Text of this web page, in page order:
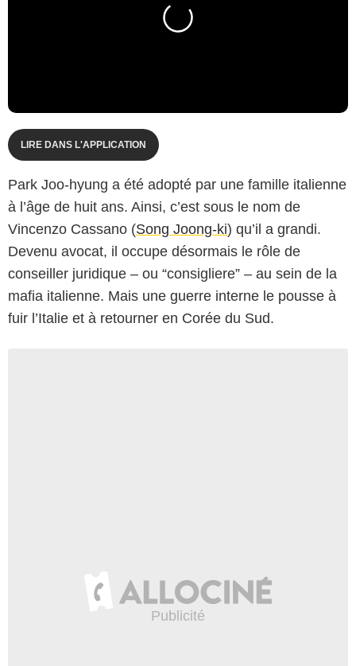
LIRE DANS L'APPLICATION
Park Joo-hyung a été adopté par une famille italienne
à l’âge de huit ans. Ainsi, c’est sous le nom de
Vincenzo Cassano (Song Joong-ki) qu’il a grandi.
Devenu avocat, il occupe désormais le rôle de
conseiller juridique – ou “consigliere” – au sein de la
mafia italienne. Mais une guerre interne le pousse à
fuir l’Italie et à retourner en Corée du Sud.